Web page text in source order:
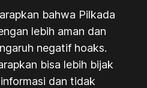
bahwa Pilkada
lebih aman dan
negatif hoaks.
bisa lebih bijak
dan tidak